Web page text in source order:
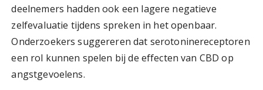
deelnemers hadden ook een lagere negatieve
zelfevaluatie tijdens spreken in het openbaar.
Onderzoekers suggereren dat serotoninereceptoren
een rol kunnen spelen bij de effecten van CBD op
angstgevoelens.